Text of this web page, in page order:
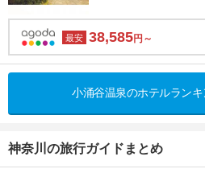
最安 38,585円～
小涌谷温泉のホテルラン
神奈川の旅行ガイドまとめ